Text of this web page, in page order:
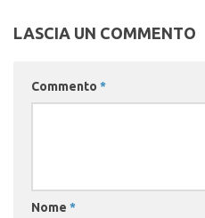
LASCIA UN COMMENTO
Commento *
Nome *